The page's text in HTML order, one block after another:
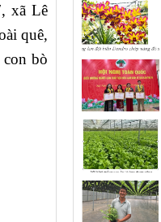
xã Lê
quê,
bò